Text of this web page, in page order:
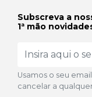
Subscreva a
1ª mão
Usamos o seu
cancelar a